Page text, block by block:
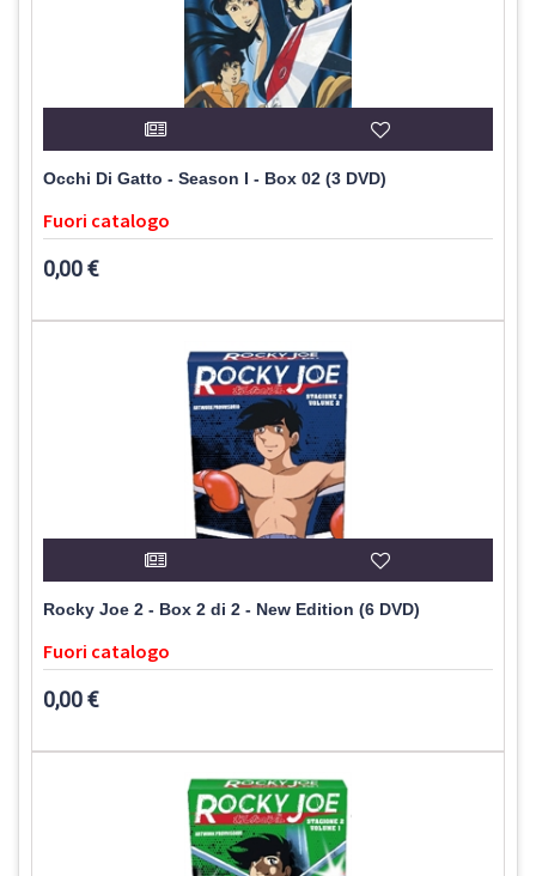
Occhi Di Gatto - Season I - Box 02 (3 DVD)
Fuori catalogo
0,00 €
Rocky Joe 2 - Box 2 di 2 - New Edition (6 DVD)
Fuori catalogo
0,00 €